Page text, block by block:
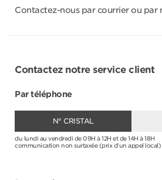
Contactez-nous par courrier ou par
Contactez notre service client
Par téléphone
N° CRISTAL
du lundi au vendredi de 09H à 12H et de 14H à 18H
communication non surtaxée (prix d'un appel local)